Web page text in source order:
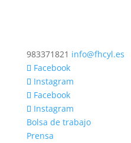
983371821 info@fhcyl.es
Facebook
Instagram
Facebook
Instagram
Bolsa de trabajo
Prensa